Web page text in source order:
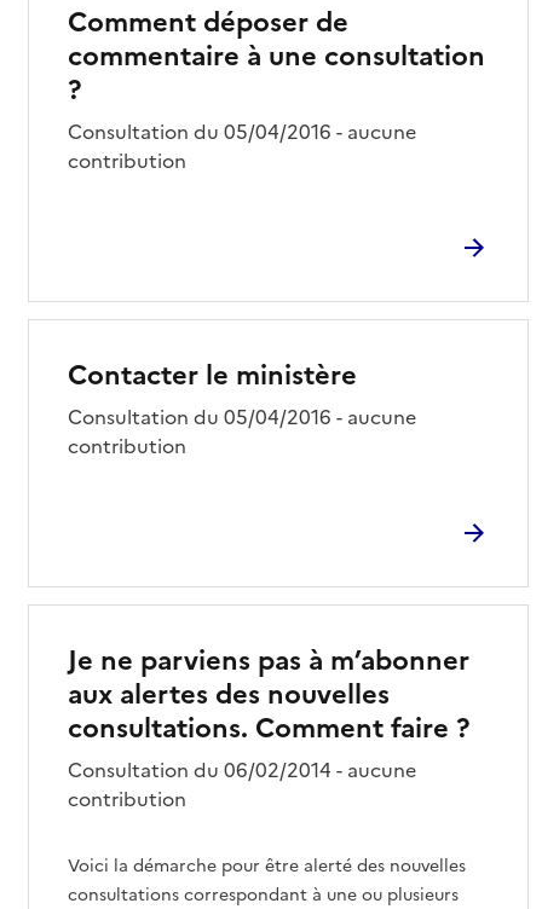
Comment déposer de
commentaire à une consultation
?
Consultation du 05/04/2016 - aucune
contribution
Contacter le ministère
Consultation du 05/04/2016 - aucune
contribution
Je ne parviens pas à m’abonner
aux alertes des nouvelles
consultations. Comment faire ?
Consultation du 06/02/2014 - aucune
contribution
Voici la démarche pour être alerté des nouvelles
consultations correspondant à une ou plusieurs